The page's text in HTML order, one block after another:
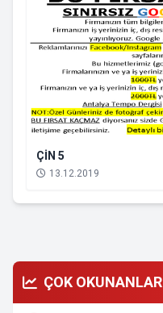
ÇİN 5
13.12.2019
ÇOK OKUNANLAR